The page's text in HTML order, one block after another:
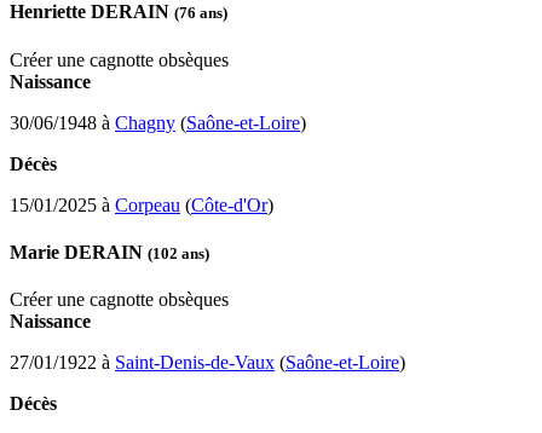
Henriette DERAIN (76 ans)
Créer une cagnotte obsèques
Naissance
30/06/1948 à Chagny (Saône-et-Loire)
Décès
15/01/2025 à Corpeau (Côte-d'Or)
Marie DERAIN (102 ans)
Créer une cagnotte obsèques
Naissance
27/01/1922 à Saint-Denis-de-Vaux (Saône-et-Loire)
Décès